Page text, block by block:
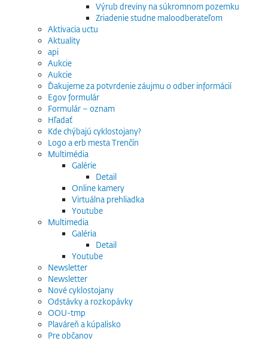
Výrub dreviny na súkromnom pozemku
Zriadenie studne maloodberateľom
Aktivacia uctu
Aktuality
api
Aukcie
Aukcie
Ďakujeme za potvrdenie záujmu o odber informácií
Egov formulár
Formulár – oznam
Hľadať
Kde chýbajú cyklostojany?
Logo a erb mesta Trenčín
Multimédia
Galérie
Detail
Online kamery
Virtuálna prehliadka
Youtube
Multimedia
Galéria
Detail
Youtube
Newsletter
Newsletter
Nové cyklostojany
Odstávky a rozkopávky
OOU-tmp
Plaváreň a kúpalisko
Pre občanov